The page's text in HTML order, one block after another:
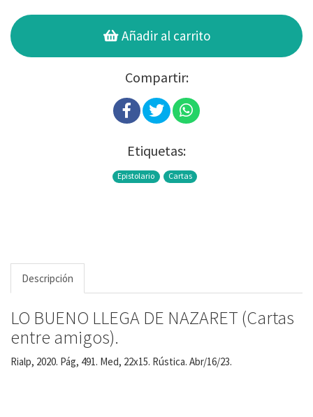
Añadir al carrito
Compartir:
Etiquetas:
Epistolario Cartas
Descripción
LO BUENO LLEGA DE NAZARET (Cartas
entre amigos).
Rialp, 2020. Pág, 491. Med, 22x15. Rústica. Abr/16/23.